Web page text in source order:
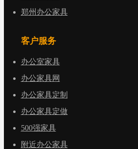
郑州办公家具
客户服务
办公室家具
办公家具网
办公家具定制
办公家具定做
500强家具
附近办公家具